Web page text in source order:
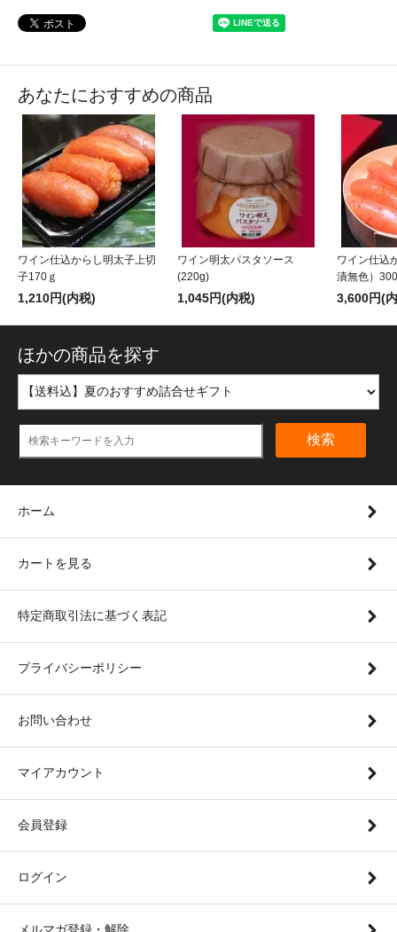
あなたにおすすめの商品
ワイン仕込からし明太子上切
子170ｇ
1,210円(内税)
ワイン明太パスタソース
(220g)
1,045円(内税)
ワイン仕込
漬無色）
3,600円(
ほかの商品を探す
検索
ホーム
カートを見る
特定商取引法に基づく表記
プライバシーポリシー
お問い合わせ
マイアカウント
会員登録
ログイン
メルマガ登録・解除